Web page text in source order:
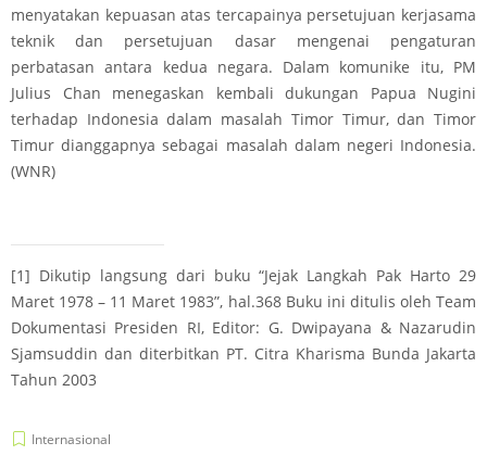
menyatakan kepuasan atas tercapainya persetujuan kerjasama
teknik dan persetujuan dasar mengenai pengaturan
perbatasan antara kedua negara. Dalam komunike itu, PM
Julius Chan menegaskan kembali dukungan Papua Nugini
terhadap Indonesia dalam masalah Timor Timur, dan Timor
Timur dianggapnya sebagai masalah dalam negeri Indonesia.
(WNR)
[1] Dikutip langsung dari buku “Jejak Langkah Pak Harto 29
Maret 1978 – 11 Maret 1983”, hal.368 Buku ini ditulis oleh Team
Dokumentasi Presiden RI, Editor: G. Dwipayana & Nazarudin
Sjamsuddin dan diterbitkan PT. Citra Kharisma Bunda Jakarta
Tahun 2003
Internasional